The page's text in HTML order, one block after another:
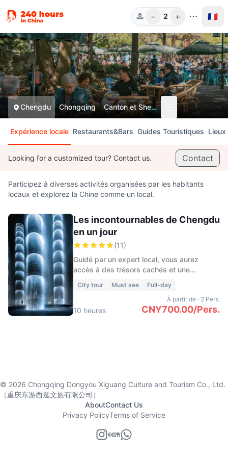
Pers.
− 2 + 🇫🇷
Chengdu Chongqing Canton et Shenzhen
Expérience locale Restaurants&Bars Guides Touristiques
Looking for a customized tour? Contact us. Contact
Participez à diverses activités organisées par les habitants
locaux et explorez la Chine comme un local.
Les incontournables de Chengdu
en un jour
(11)
Guidé par un expert local, vous aurez
accès à des trésors cachés et une
ville.
City tour Must see Full-day
10 heures
À partir de · 2 Pers.
CNY700.00/Pers.
© 2026 Chongqing Dongyou Xiguang Culture and Tourism Co., Ltd.
（重庆东游西逛文旅有限公司）
AboutContact Us
Privacy PolicyTerms of Service